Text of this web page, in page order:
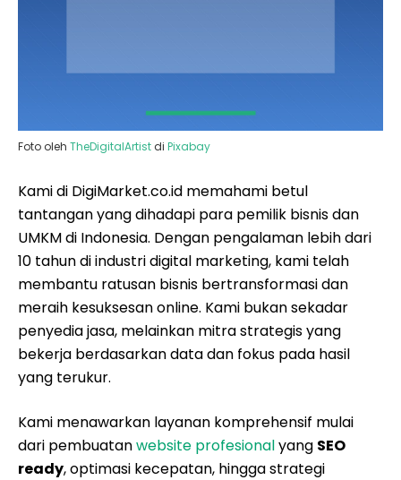
Foto oleh TheDigitalArtist di Pixabay
Kami di DigiMarket.co.id memahami betul
tantangan yang dihadapi para pemilik bisnis dan
UMKM di Indonesia. Dengan pengalaman lebih dari
10 tahun di industri digital marketing, kami telah
membantu ratusan bisnis bertransformasi dan
meraih kesuksesan online. Kami bukan sekadar
penyedia jasa, melainkan mitra strategis yang
bekerja berdasarkan data dan fokus pada hasil
yang terukur.
Kami menawarkan layanan komprehensif mulai
dari pembuatanwebsite profesionalyang SEO
ready, optimasi kecepatan, hingga strategi